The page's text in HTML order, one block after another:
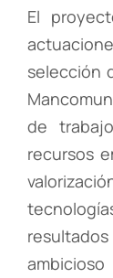
El
selección
de
recursos